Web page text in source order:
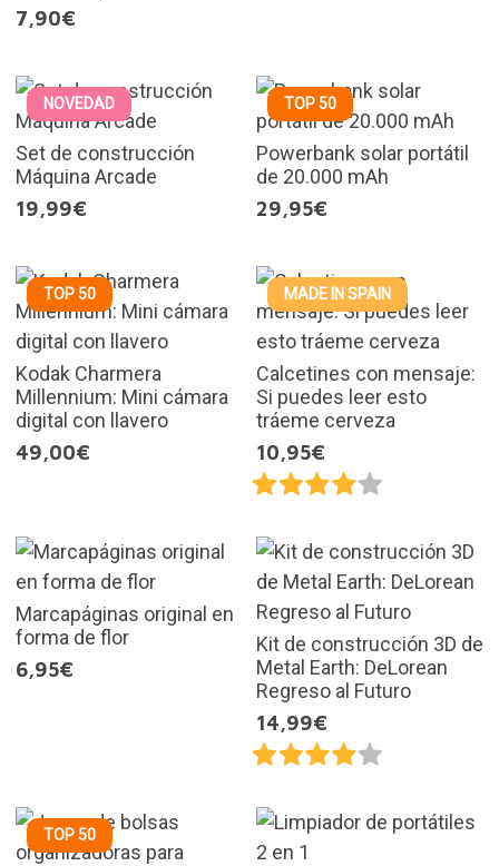
7,90€
NOVEDAD
Set de construcción
Máquina Arcade
19,99€
TOP 50
Powerbank solar portátil
de 20.000 mAh
29,95€
TOP 50
Kodak Charmera
Millennium: Mini cámara
digital con llavero
49,00€
MADE IN SPAIN
Calcetines con mensaje:
Si puedes leer esto
tráeme cerveza
10,95€
Marcapáginas original en
forma de flor
6,95€
Kit de construcción 3D de
Metal Earth: DeLorean
Regreso al Futuro
14,99€
TOP 50